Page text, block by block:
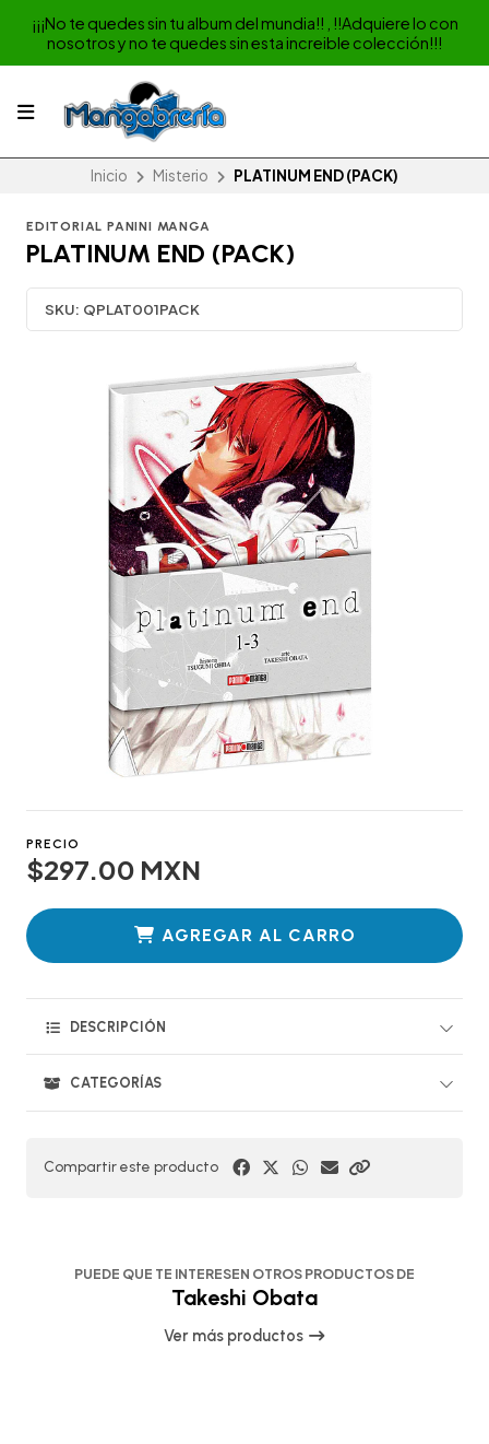
¡¡¡No te quedes sin tu album del mundia!! , !!Adquiere lo con
nosotros y no te quedes sin esta increible colección!!!
Inicio Misterio PLATINUM END (PACK)
EDITORIAL PANINI MANGA
PLATINUM END (PACK)
SKU: QPLAT001PACK
PRECIO
$297.00 MXN
AGREGAR AL CARRO
DESCRIPCIÓN
CATEGORÍAS
Compartir este producto
PUEDE QUE TE INTERESEN OTROS PRODUCTOS DE
Takeshi Obata
Ver más productos